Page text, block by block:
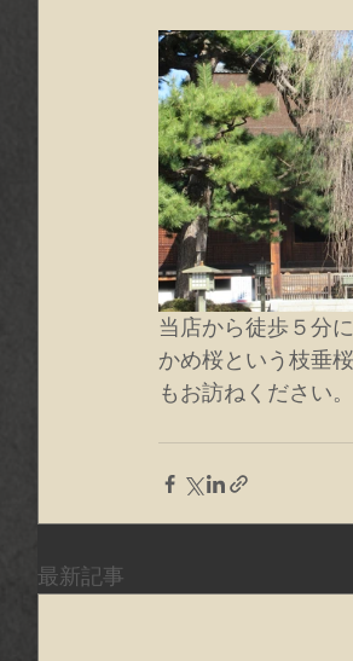
当店から徒歩５分
かめ桜という枝垂
もお訪ねください。
最新記事